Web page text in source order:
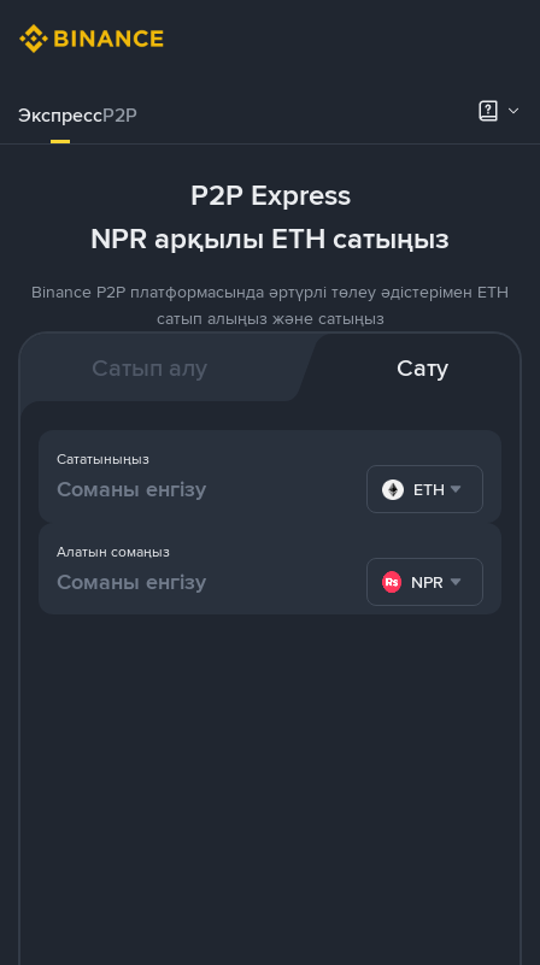
ЭкспрессP2P
P2P Express
NPR арқылы ETH сатыңыз
Binance P2P платформасында әртүрлі төлеу әдістерімен ETH
сатып алыңыз және сатыңыз
Сатып алу Сату
Алатын сомаңыз
NPR
Сататыныңыз
ETH